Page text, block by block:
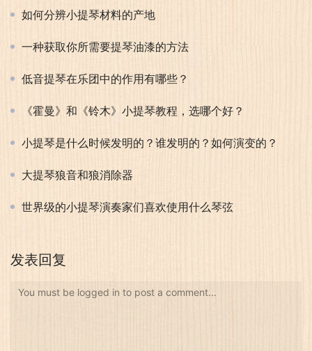
如何分辨小提琴材料的产地
一种获取你所需要提琴油漆的方法
低音提琴在乐团中的作用有哪些？
《霍曼》和《铃木》小提琴教程，选哪个好？
小提琴是什么时候发明的？谁发明的？如何演变的？
大提琴狼音和狼消除器
世界级的小提琴演奏家们喜欢使用什么琴弦
发表回复
You must be logged in to post a comment...